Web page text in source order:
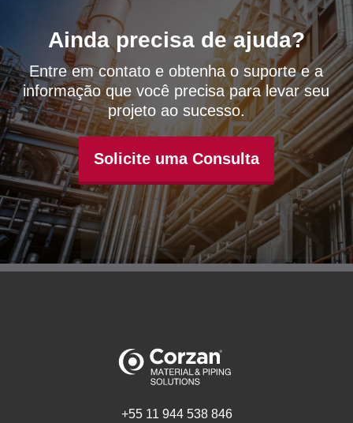
Ainda precisa de ajuda?
Entre em contato e obtenha o suporte e a
informação que você precisa para levar seu
projeto ao sucesso.
Solicite uma Consulta
+55 11 944 538 846